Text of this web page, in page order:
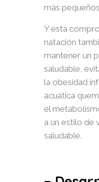
más
Y está
natación
mantener un
saludable,
la obesidad
acuática
el
a un estilo de
saludable.